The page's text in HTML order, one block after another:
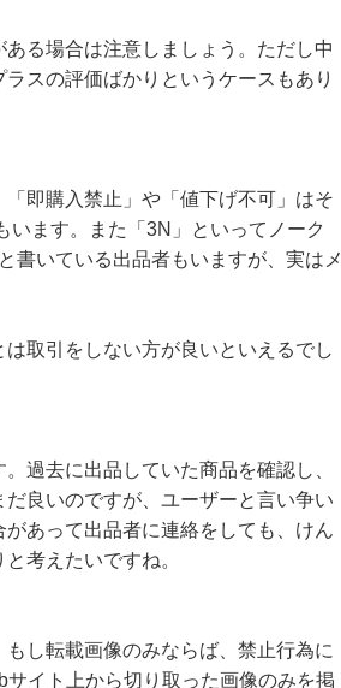
る場合は注意しましょう。ただし中
スの評価ばかりというケースもあり
即購入禁止」や「値下げ不可」はそ
います。また「3N」といってノーク
書いている出品者もいますが、実はメ
取引をしない方が良いといえるでし
過去に出品していた商品を確認し、
良いのですが、ユーザーと言い争い
あって出品者に連絡をしても、けん
考えたいですね。
し転載画像のみならば、禁止行為に
イト上から切り取った画像のみを掲